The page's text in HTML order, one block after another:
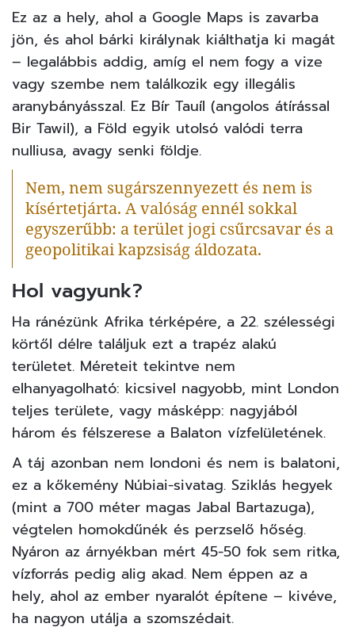
Ez az a hely, ahol a Google Maps is zavarba
jön, és ahol bárki királynak kiálthatja ki magát
– legalábbis addig, amíg el nem fogy a vize
vagy szembe nem találkozik egy illegális
aranybányásszal. Ez Bír Tauíl (angolos átírással
Bir Tawil), a Föld egyik utolsó valódi terra
nulliusa, avagy senki földje.
Nem, nem sugárszennyezett és nem is
kísértetjárta. A valóság ennél sokkal
egyszerűbb: a terület jogi csűrcsavar és a
geopolitikai kapzsiság áldozata.
Hol vagyunk?
Ha ránézünk Afrika térképére, a 22. szélességi
körtől délre találjuk ezt a trapéz alakú
területet. Méreteit tekintve nem
elhanyagolható: kicsivel nagyobb, mint London
teljes területe, vagy másképp: nagyjából
három és félszerese a Balaton vízfelületének.
A táj azonban nem londoni és nem is balatoni,
ez a kőkemény Núbiai-sivatag. Sziklás hegyek
(mint a 700 méter magas Jabal Bartazuga),
végtelen homokdűnék és perzselő hőség.
Nyáron az árnyékban mért 45-50 fok sem ritka,
vízforrás pedig alig akad. Nem éppen az a
hely, ahol az ember nyaralót építene – kivéve,
ha nagyon utálja a szomszédait.